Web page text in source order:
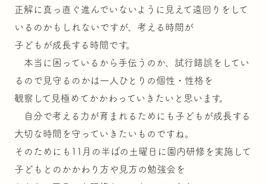
正解に真っ直ぐ進んでいないように見えて遠回りをして
いるのかもしれないですが、考える時間が
子どもが成長する時間です。
本当に困っているから手伝うのか、試行錯誤をしてい
るので見守るのかは一人ひとりの個性・性格を
観察して見極めてかかわっていきたいと思います。
自分で考える力が育まれるためにも子どもが成長する
大切な時間を守っていきたいものですね。
そのためにも11月の半ばの土曜日に園内研修を実施して
子どもとのかかわり方や見方の勉強会を